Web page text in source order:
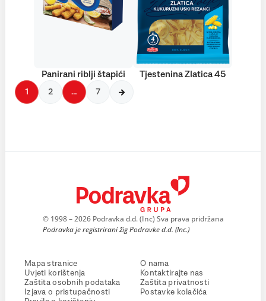
Panirani riblji štapići Tjestenina Zlatica 45
1 2 … 7
© 1998 – 2026 Podravka d.d. (Inc) Sva prava pridržana
Podravka je registrirani žig Podravke d.d. (Inc.)
Mapa stranice
Uvjeti korištenja
Zaštita osobnih podataka
Izjava o pristupačnosti
O nama
Kontaktirajte nas
Zaštita privatnosti
Postavke kolačića